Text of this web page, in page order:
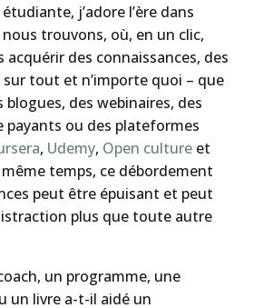
j’adore l’ère dans
trouvons, où, en un clic,
acquérir des connaissances, des
tout et n’importe quoi – que
blogues, des webinaires, des
payants ou des plateformes
, Udemy, Open cultureet
temps, ce débordement
peut être épuisant et peut
plus que toute autre
un programme, une
un livre a-t-il aidé un